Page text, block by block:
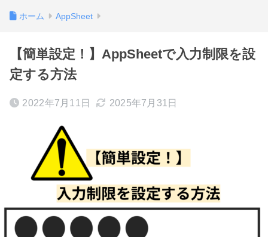
ホーム AppSheet
【簡単設定！】AppSheetで入力制限を設
定する方法
2022年7月11日 2025年7月31日